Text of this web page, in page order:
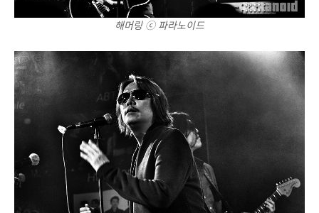
해머링 ⓒ 파라노이드